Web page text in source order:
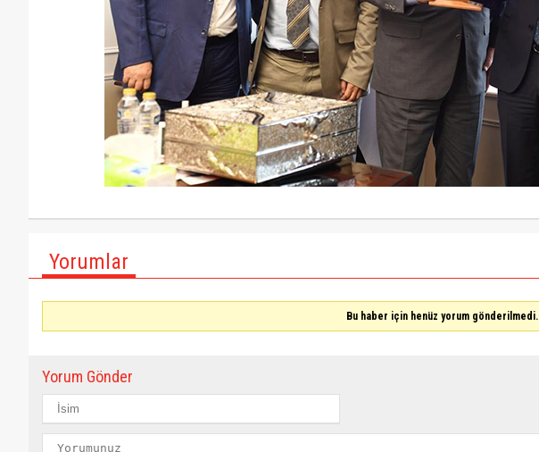
Yorumlar
Bu haber için henüz yorum gönderilmedi.
Yorum Gönder